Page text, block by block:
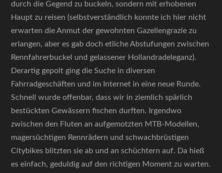
durch die Gegend zu buckeln, sondern mit erhobenen
Haupt zu reisen (selbstverständlich konnte ich hier nicht
erwarten die Anmut der gewohnten Gazellengrazie zu
erlangen, aber es gab doch etliche Abstufungen zwischen
Rennfahrerbuckel und gelassener Hollandradeleganz).
Derartig gepolt ging die Suche in diversen
Fahrradgeschäften und im Internet in eine neue Runde.
Schnell wurde offenbar, dass wir in ziemlich spärlich
bestückten Gewässern fischen durften. Irgendwo
zwischen den Fluten an aufgemotzten MTB-Modellen,
magersüchtigen Rennrädern und schwachbrüstigen
Citybikes blitzten sie ab und an schüchtern auf. Da hieß
es einfach, geduldig auf den richtigen Moment zu warten.